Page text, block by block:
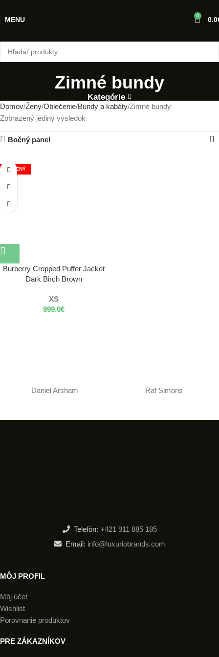
MENU 0 0.0
Zimné bundy
Kategórie
Domov Ženy Oblečenie Bundy a kabáty Zimné bundy
Zobrazený jediný výsledok
Bočný panel
NOSENÝ
Burberry Cropped Puffer Jacket
Dark Birch Brown
XS
999.0€
Daniel Arsham Raf Simons
Telefón: +421 911 885 185
Email: info@luxuriobrands.com
MÔJ PROFIL
Môj účet
Wishlist
Porovnanie produktov
PRE ZÁKAZNÍKOV